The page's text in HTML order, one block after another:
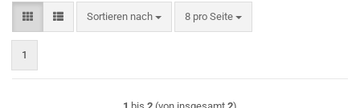
Sortieren nach
Sortieren nach 8 pro Seite
pro Seite
1